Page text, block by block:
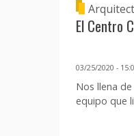
El Centro
03/25/2020 -
Nos llena
equipo que